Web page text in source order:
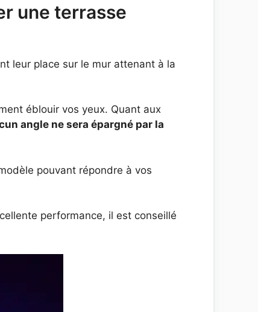
une terrasse
leur place sur le mur attenant à la
éblouir vos yeux. Quant aux
angle ne sera épargné par la
pouvant répondre à vos
performance, il est conseillé